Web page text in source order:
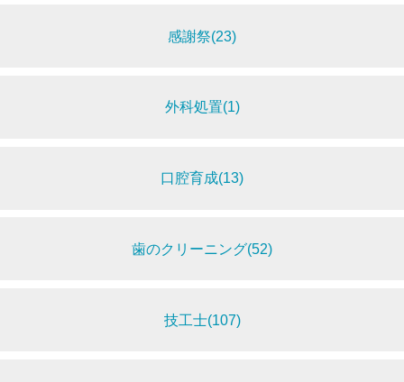
感謝祭(23)
外科処置(1)
口腔育成(13)
歯のクリーニング(52)
技工士(107)